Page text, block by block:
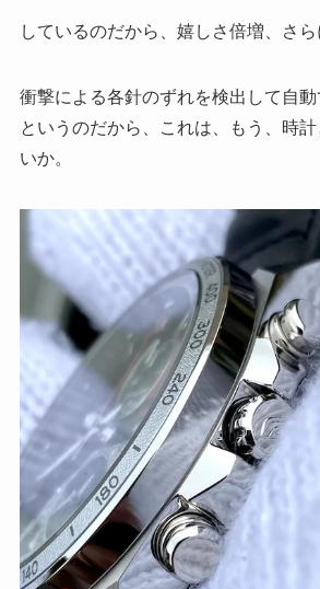
しているのだから、嬉しさ倍増、さら
衝撃による各針のずれを検出して自
というのだから、これは、もう、時
いか。